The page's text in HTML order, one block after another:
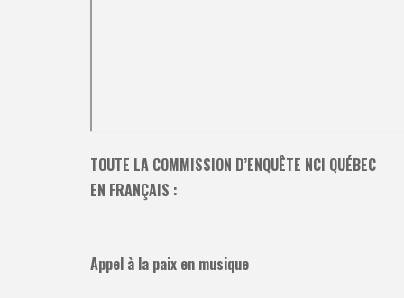
TOUTE LA COMMISSION D’ENQUÊTE NCI QUÉBEC
EN FRANÇAIS :
Appel à la paix en musique